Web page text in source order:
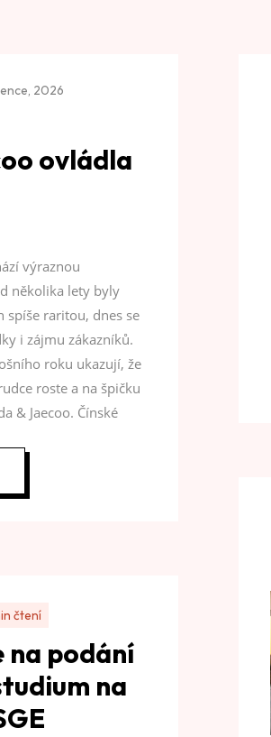
2026
ovládla
výraznou
několika lety byly
spíše raritou, dnes se
i zájmu zákazníků.
roku ukazují, že
roste a na špičku
& Jaecoo. Čínské
čtení
na podání
na